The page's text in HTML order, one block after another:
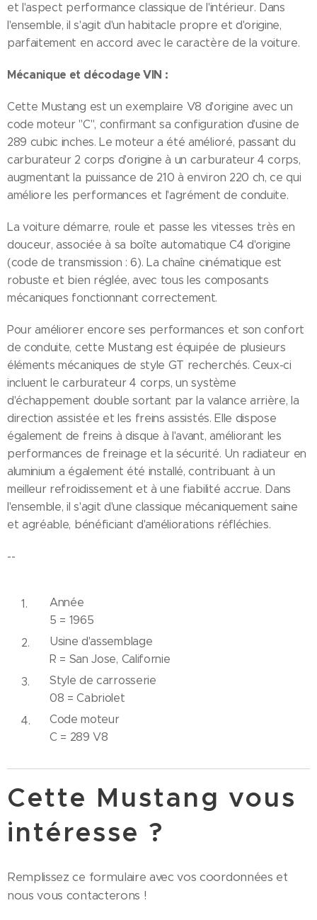
et l'aspect performance classique de l'intérieur. Dans
l'ensemble, il s'agit d'un habitacle propre et d'origine,
parfaitement en accord avec le caractère de la voiture.
Mécanique et décodage VIN :
Cette Mustang est un exemplaire V8 d'origine avec un
code moteur "C", confirmant sa configuration d'usine de
289 cubic inches. Le moteur a été amélioré, passant du
carburateur 2 corps d'origine à un carburateur 4 corps,
augmentant la puissance de 210 à environ 220 ch, ce qui
améliore les performances et l'agrément de conduite.
La voiture démarre, roule et passe les vitesses très en
douceur, associée à sa boîte automatique C4 d'origine
(code de transmission : 6). La chaîne cinématique est
robuste et bien réglée, avec tous les composants
mécaniques fonctionnant correctement.
Pour améliorer encore ses performances et son confort
de conduite, cette Mustang est équipée de plusieurs
éléments mécaniques de style GT recherchés. Ceux-ci
incluent le carburateur 4 corps, un système
d'échappement double sortant par la valance arrière, la
direction assistée et les freins assistés. Elle dispose
également de freins à disque à l'avant, améliorant les
performances de freinage et la sécurité. Un radiateur en
aluminium a également été installé, contribuant à un
meilleur refroidissement et à une fiabilité accrue. Dans
l'ensemble, il s'agit d'une classique mécaniquement saine
et agréable, bénéficiant d'améliorations réfléchies.
--
Année
5 = 1965
Usine d'assemblage
R = San Jose, Californie
Style de carrosserie
08 = Cabriolet
Code moteur
C = 289 V8
Cette Mustang vous
intéresse ?
Remplissez ce formulaire avec vos coordonnées et
nous vous contacterons !